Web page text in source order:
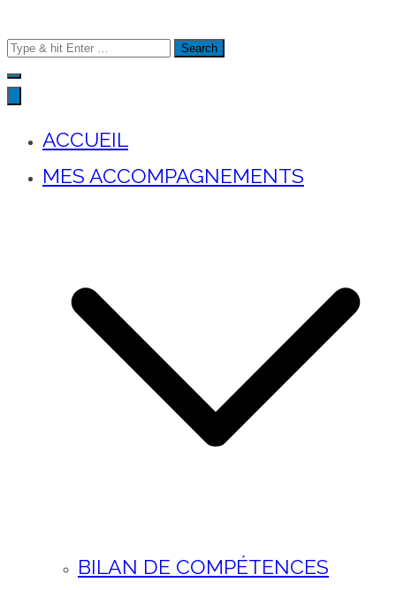
Search
for:
ACCUEIL
MES ACCOMPAGNEMENTS
BILAN DE COMPÉTENCES